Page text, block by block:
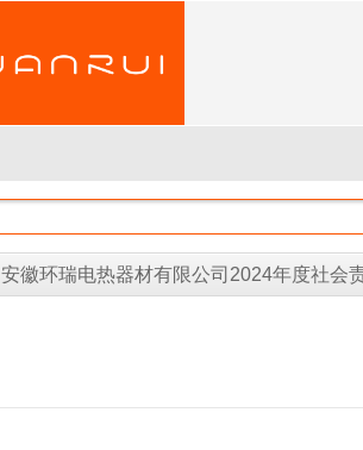
安徽环瑞电热器材有限公司2024年度社会